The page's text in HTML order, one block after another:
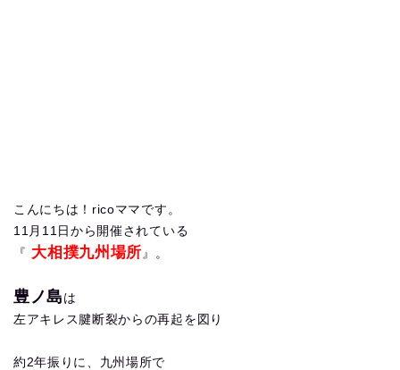
こんにちは！ricoママです。
11月11日から開催されている
『 大相撲九州場所』。
豊ノ島 は
左アキレス腱断裂からの再起を図り
約2年振りに、九州場所で